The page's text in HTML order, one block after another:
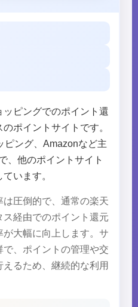
ピングでのポイント還
ポイントサイトです。
ピング、Amazonなど主
、他のポイントサイト
います。
圧倒的で、通常の楽天
経由でのポイント還元
大幅に向上します。サ
、ポイントの管理や交
るため、継続的な利用